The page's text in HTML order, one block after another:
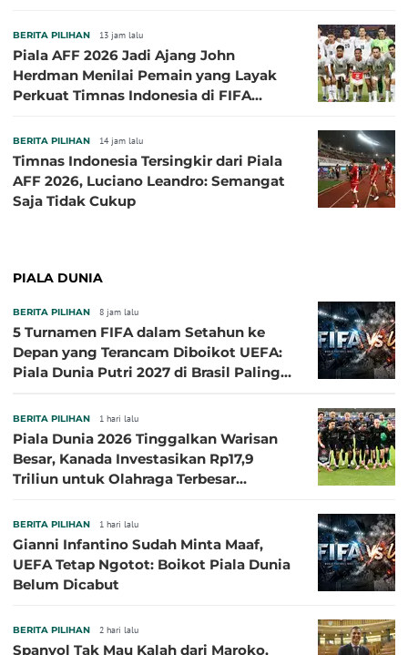
BERITA PILIHAN 13 jam lalu
Piala AFF 2026 Jadi Ajang John
Herdman Menilai Pemain yang Layak
Perkuat Timnas Indonesia di FIFA
BERITA PILIHAN 14 jam lalu
Timnas Indonesia Tersingkir dari Piala
AFF 2026, Luciano Leandro: Semangat
Saja Tidak Cukup
PIALA DUNIA
BERITA PILIHAN 8 jam lalu
5 Turnamen FIFA dalam Setahun ke
Depan yang Terancam Diboikot UEFA:
Piala Dunia Putri 2027 di Brasil Paling
BERITA PILIHAN 1 hari lalu
Piala Dunia 2026 Tinggalkan Warisan
Besar, Kanada Investasikan Rp17,9
Triliun untuk Olahraga Terbesar
BERITA PILIHAN 1 hari lalu
Gianni Infantino Sudah Minta Maaf,
UEFA Tetap Ngotot: Boikot Piala Dunia
Belum Dicabut
BERITA PILIHAN 2 hari lalu
Spanyol Tak Mau Kalah dari Maroko,